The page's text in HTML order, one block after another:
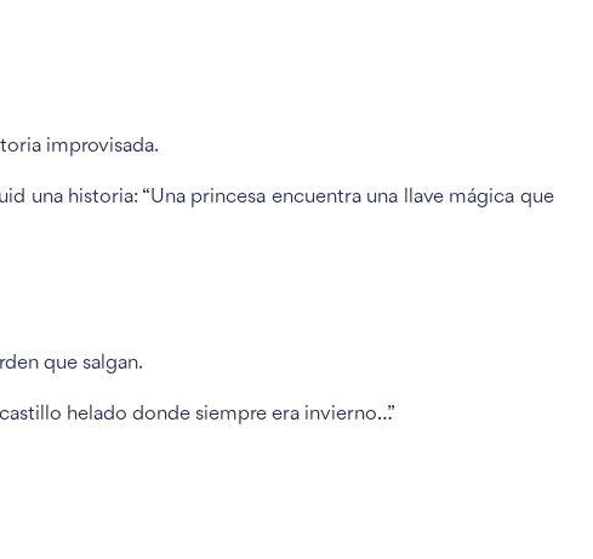
improvisada.
una historia: “Una princesa encuentra una llave mágica que
que salgan.
castillo helado donde siempre era invierno…”